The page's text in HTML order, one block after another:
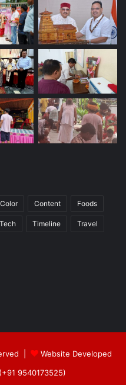
Color Content Foods
Tech Timeline Travel
|
Website Developed
9540173525)